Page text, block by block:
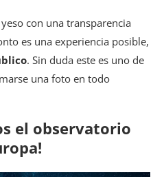
con una transparencia
es una experiencia posible,
. Sin duda este es uno de
una foto en todo
el observatorio